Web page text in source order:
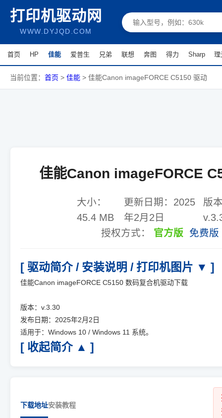
打印机驱动网
WWW.DYJQD.COM
首页 HP 佳能 爱普生 兄弟 联想 奔图 得力 Sharp 理
当前位置： 首页 > 佳能 > 佳能Canon imageFORCE C5150 驱动
佳能Canon imageFORCE
大小：
45.4 MB
更新日期： 2025
年2月2日
版
授权方式： 官方版 免费版
[ 驱动简介 / 安装说明 / 打印机图片 ▼ ]
佳能Canon imageFORCE C5150 数码复合机驱动下载
版本：v.3.30
发布日期：2025年2月2日
适用于：Windows 10 / Windows 11 系统。
[ 收起简介 ▲ ]
下载地址安装教程